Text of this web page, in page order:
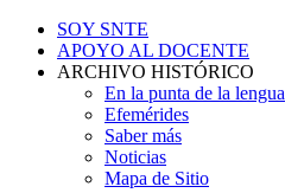
SOY SNTE
APOYO AL DOCENTE
ARCHIVO HISTÓRICO
En la punta de la lengua
Efemérides
Saber más
Noticias
Mapa de Sitio